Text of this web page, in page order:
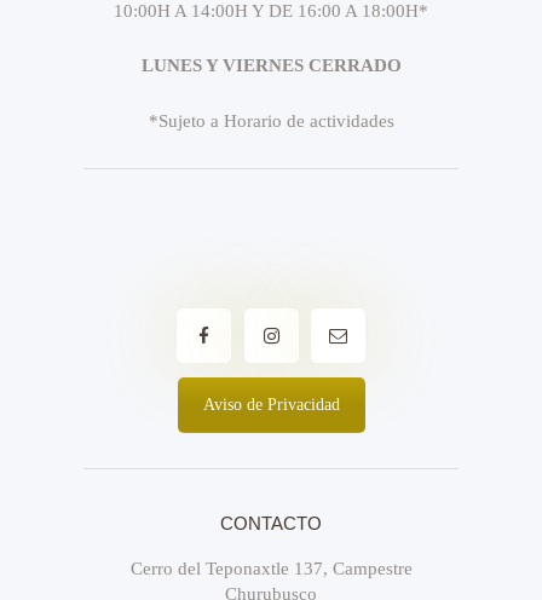
10:00H A 14:00H Y DE 16:00 A 18:00H*
LUNES Y VIERNES CERRADO
*Sujeto a Horario de actividades
Aviso de Privacidad
CONTACTO
Cerro del Teponaxtle 137, Campestre
Churubusco